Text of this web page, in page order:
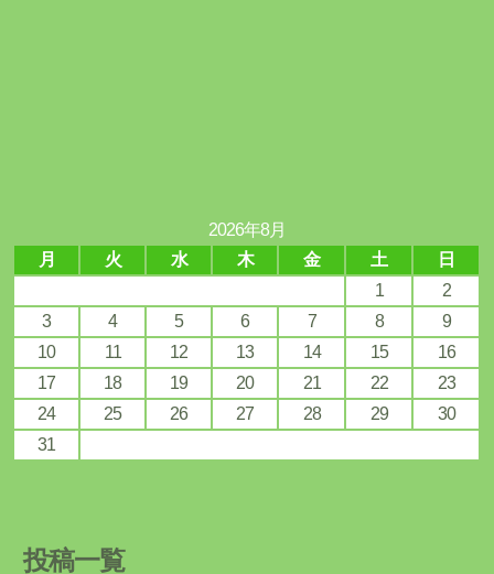
2026年8月
月
火 水 木 金 土
日
1
2
3
4 5 6 7 8
9
10
11 12 13 14 15
16
17
18 19 20 21 22
23
24
25 26 27 28 29
30
31
投稿一覧